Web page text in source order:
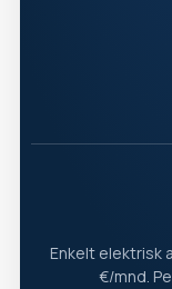
Enkelt elektrisk
€/mnd.